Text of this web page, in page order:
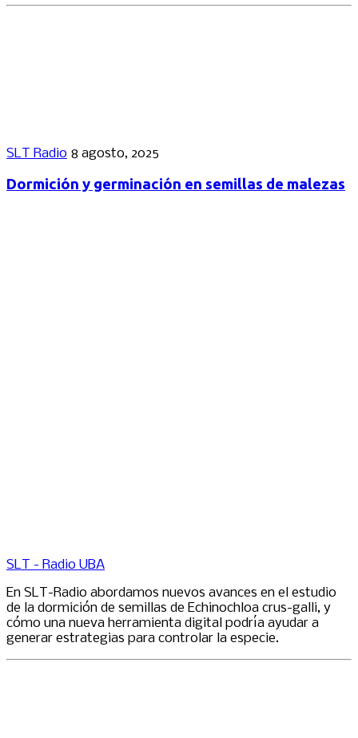
SLT Radio 8 agosto, 2025
Dormición y germinación en semillas de malezas
SLT - Radio UBA
En SLT-Radio abordamos nuevos avances en el estudio
de la dormición de semillas de Echinochloa crus-galli, y
cómo una nueva herramienta digital podría ayudar a
generar estrategias para controlar la especie.